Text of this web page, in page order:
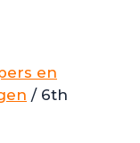
en
/ 6th